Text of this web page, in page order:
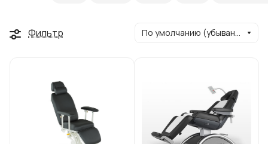
Фильтр По умолчанию (убывание)